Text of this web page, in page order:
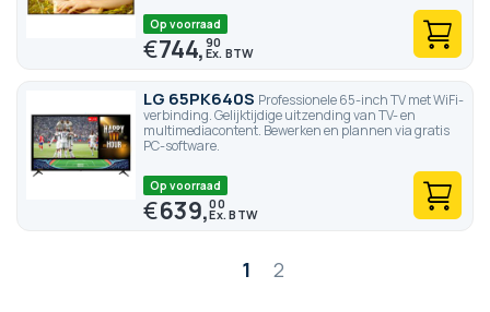
Op voorraad
€744,90
LG 65PK640S Professionele 65-inch TV met WiFi-
verbinding. Gelijktijdige uitzending van TV- en
multimediacontent. Bewerken en plannen via gratis
PC-software.
Op voorraad
€639,00
Pagina1 2